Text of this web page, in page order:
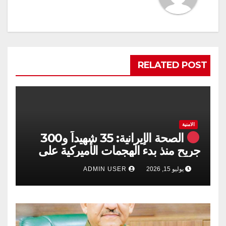
RELATED POST
الامنية
الصحة الإيرانية: 35 شهيداً و300
جريح منذ بدء الهجمات الأميركية على
جنوبي البلاد
يوليو 15, 2026